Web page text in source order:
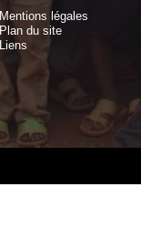
Mentions légales
Plan du site
Liens